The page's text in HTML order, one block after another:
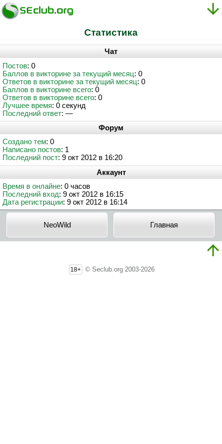
Статистика
Чат
Постов: 0
Баллов в викторине за текущий месяц: 0
Ответов в викторине за текущий месяц: 0
Баллов в викторине всего: 0
Ответов в викторине всего: 0
Лучшее время: 0 секунд
Последний ответ: —
Форум
Создано тем: 0
Написано постов: 1
Последний пост: 9 окт 2012 в 16:20
Аккаунт
Время в онлайне: 0 часов
Последний вход: 9 окт 2012 в 16:15
Дата регистрации: 9 окт 2012 в 16:14
NeoWild Главная
18+ © Seclub.org 2003-2026